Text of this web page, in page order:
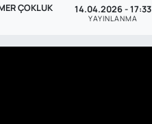
ÇOKLUK 14.04.2026 - 17:33
YAYINLANMA